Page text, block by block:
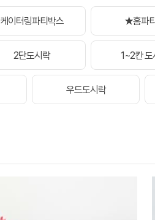
케이터링파티박스 ★홈파
2단도시락 1~2칸 도
우드도시락